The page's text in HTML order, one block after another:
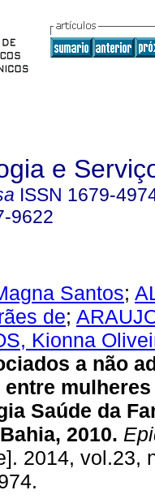
e
ISSN 1679-
9622
Santos;
de;
Kionna
a não
Saúde da
2010.
2014, vol.23,